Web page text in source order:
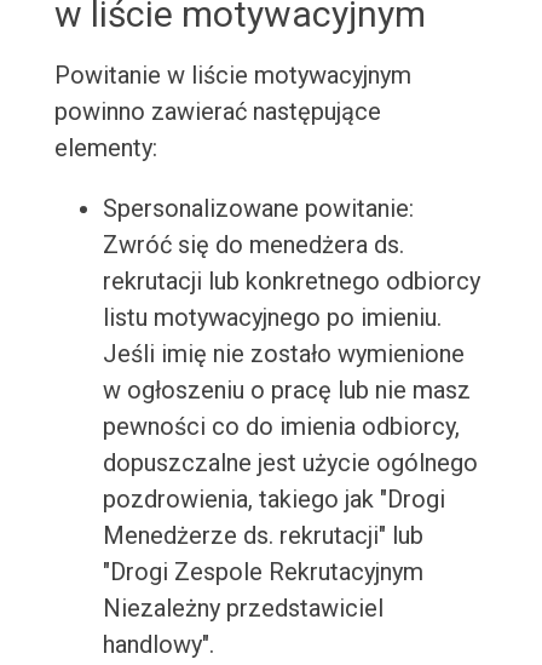
w liście motywacyjnym
Powitanie w liście motywacyjnym
powinno zawierać następujące
elementy:
Spersonalizowane powitanie:
Zwróć się do menedżera ds.
rekrutacji lub konkretnego odbiorcy
listu motywacyjnego po imieniu.
Jeśli imię nie zostało wymienione
w ogłoszeniu o pracę lub nie masz
pewności co do imienia odbiorcy,
dopuszczalne jest użycie ogólnego
pozdrowienia, takiego jak "Drogi
Menedżerze ds. rekrutacji" lub
"Drogi Zespole Rekrutacyjnym
Niezależny przedstawiciel
handlowy".